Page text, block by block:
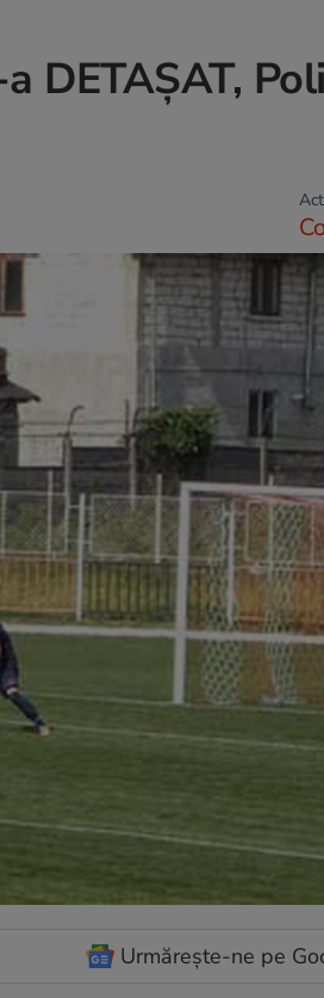
DETAŞAT,
Urmărește-ne pe